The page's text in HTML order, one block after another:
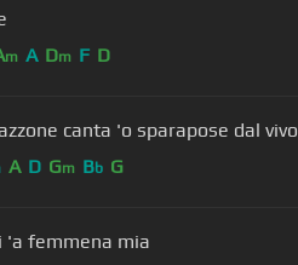
m A Dm F D
canta 'o sparapose dal vivo
A D Gm Bb G
'a femmena mia